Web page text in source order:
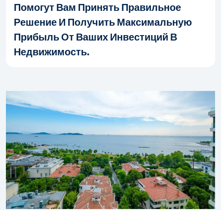
Помогут Вам Принять Правильное
Решение И Получить Максимальную
Прибыль От Ваших Инвестиций В
Недвижимость.